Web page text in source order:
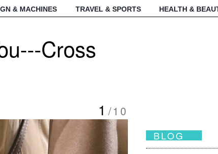
& MACHINES TRAVEL & SPORTS HEALTH &
Cross
1 /10
BLOG